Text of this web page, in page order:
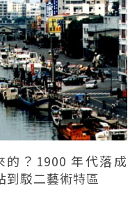
？1900 年代落成
到駁二藝術特區